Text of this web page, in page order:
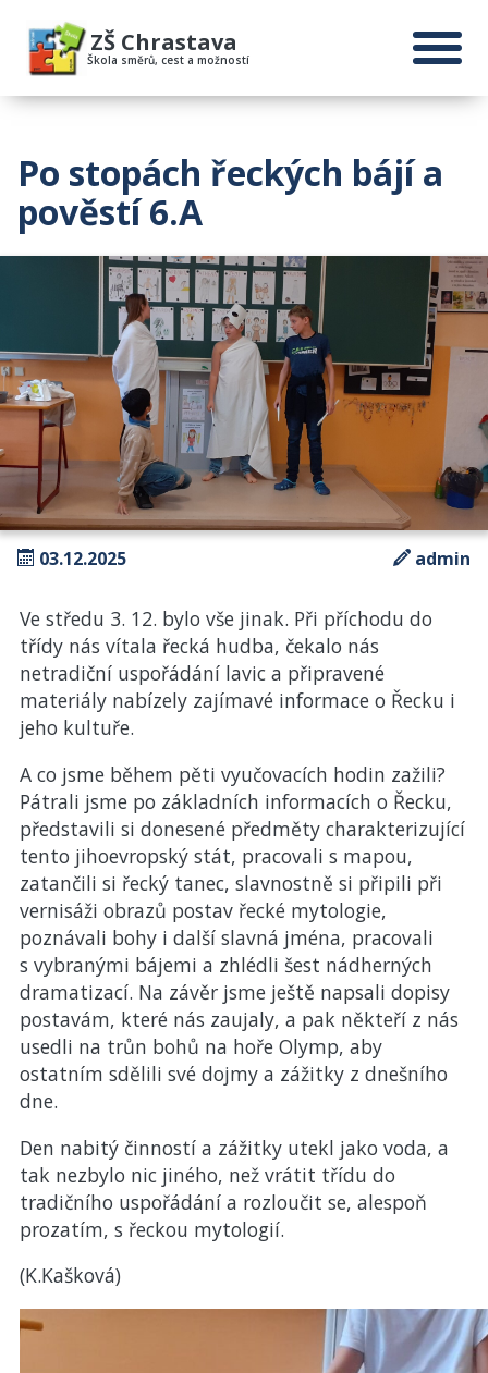
ZŠ Chrastava
Škola směrů, cest a možností
Po stopách řeckých bájí a
pověstí 6.A
03.12.2025 admin
Ve středu 3. 12. bylo vše jinak. Při příchodu do
třídy nás vítala řecká hudba, čekalo nás
netradiční uspořádání lavic a připravené
materiály nabízely zajímavé informace o Řecku i
jeho kultuře.
A co jsme během pěti vyučovacích hodin zažili?
Pátrali jsme po základních informacích o Řecku,
představili si donesené předměty charakterizující
tento jihoevropský stát, pracovali s mapou,
zatančili si řecký tanec, slavnostně si připili při
vernisáži obrazů postav řecké mytologie,
poznávali bohy i další slavná jména, pracovali
s vybranými bájemi a zhlédli šest nádherných
dramatizací. Na závěr jsme ještě napsali dopisy
postavám, které nás zaujaly, a pak někteří z nás
usedli na trůn bohů na hoře Olymp, aby
ostatním sdělili své dojmy a zážitky z dnešního
dne.
Den nabitý činností a zážitky utekl jako voda, a
tak nezbylo nic jiného, než vrátit třídu do
tradičního uspořádání a rozloučit se, alespoň
prozatím, s řeckou mytologií.
(K.Kašková)